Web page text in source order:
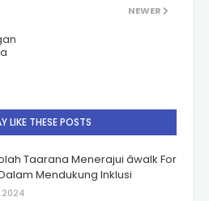
NEWER
LIKE THESE POSTS
Taarana Menerajui âwalk For
Dalam Mendukung Inklusi
2024